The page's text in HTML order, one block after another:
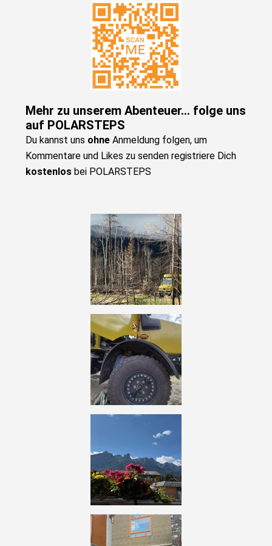
Mehr zu unserem Abenteuer... folge uns
auf POLARSTEPS
Du kannst uns ohne Anmeldung folgen, um
Kommentare und Likes zu senden registriere Dich
kostenlos bei POLARSTEPS